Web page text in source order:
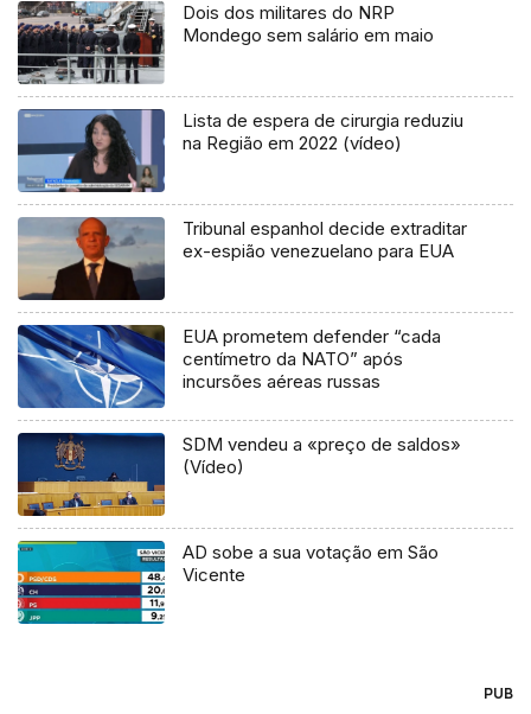
Dois dos militares do NRP
Mondego sem salário em maio
Lista de espera de cirurgia reduziu
na Região em 2022 (vídeo)
Tribunal espanhol decide extraditar
ex-espião venezuelano para EUA
EUA prometem defender “cada
centímetro da NATO” após
incursões aéreas russas
SDM vendeu a «preço de saldos»
(Vídeo)
AD sobe a sua votação em São
Vicente
PUB